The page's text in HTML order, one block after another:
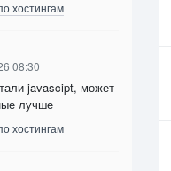
хостингам
08:30
javascipt, может
лучше
хостингам